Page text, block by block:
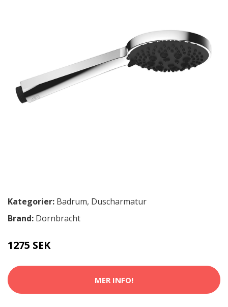
Kategorier: Badrum, Duscharmatur
Brand: Dornbracht
1275 SEK
MER INFO!